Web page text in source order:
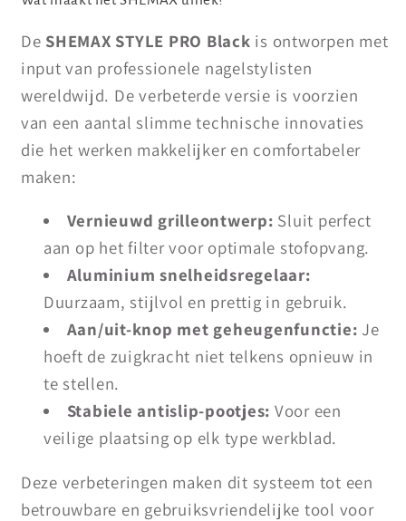
De SHEMAX STYLE PRO Black is ontworpen met
input van professionele nagelstylisten
wereldwijd. De verbeterde versie is voorzien
van een aantal slimme technische innovaties
die het werken makkelijker en comfortabeler
maken:
Vernieuwd grilleontwerp: Sluit perfect
aan op het filter voor optimale stofopvang.
Aluminium snelheidsregelaar:
Duurzaam, stijlvol en prettig in gebruik.
Aan/uit-knop met geheugenfunctie: Je
hoeft de zuigkracht niet telkens opnieuw in
te stellen.
Stabiele antislip-pootjes: Voor een
veilige plaatsing op elk type werkblad.
Deze verbeteringen maken dit systeem tot een
betrouwbare en gebruiksvriendelijke tool voor